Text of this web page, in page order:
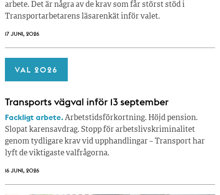
arbete. Det är några av de krav som får störst stöd i
Transportarbetarens läsar­enkät inför valet.
17 JUNI, 2026
VAL 2026
Transports vägval inför 13 september
Fackligt arbete.Arbetstidsförkortning. Höjd pension.
Slopat karensavdrag. Stopp för arbetslivskriminalitet
genom tydligare krav vid upphandlingar – Transport har
lyft de viktigaste valfrågorna.
16 JUNI, 2026